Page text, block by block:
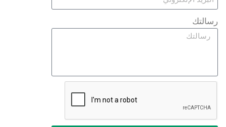
رسالتك